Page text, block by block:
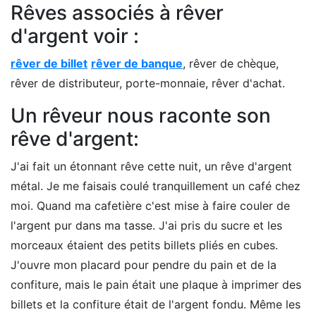
Rêves associés à rêver
d'argent voir :
rêver de billet rêver de banque, rêver de chèque,
rêver de distributeur, porte-monnaie, rêver d'achat.
Un rêveur nous raconte son
rêve d'argent:
J'ai fait un étonnant rêve cette nuit, un rêve d'argent
métal. Je me faisais coulé tranquillement un café chez
moi. Quand ma cafetière c'est mise à faire couler de
l'argent pur dans ma tasse. J'ai pris du sucre et les
morceaux étaient des petits billets pliés en cubes.
J'ouvre mon placard pour pendre du pain et de la
confiture, mais le pain était une plaque à imprimer des
billets et la confiture était de l'argent fondu. Même les